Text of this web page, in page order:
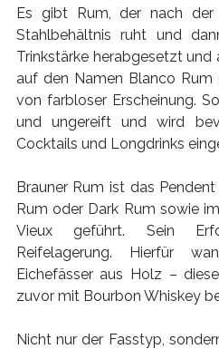
Es gibt Rum, der nach
Stahlbehältnis ruht und
Trinkstärke herabgesetzt
auf den Namen Blanco
von farbloser Erscheinung.
und ungereift und wird
Cocktails und Longdrinks
Brauner Rum ist das
Rum oder Dark Rum sowie
Vieux geführt. Sein
Reifelagerung. Hierfür
Eichefässer aus Holz –
zuvor mit Bourbon Whiskey
Nicht nur der Fasstyp,